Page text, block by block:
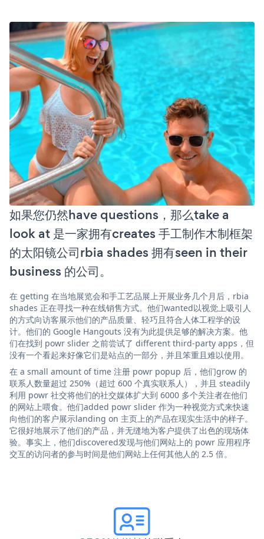
如果您仍然have questions，那么take a
look at 是一家拥有creates 手工制作木制框架
的太阳镜公司rbia shades 拥有seen in their
business 的公司。
在 getting 在当地展览会和手工艺品展上开展业务几个月后，rbia
shades 正在寻找一种在线销售方式。他们wanted以视觉上吸引人
的方式向访客展示他们的产品质量、轻巧且符合人体工程学的设
计。他们的 Google Hangouts 没有为此提供足够的解决方案。他
们在找到 powr slider 之前尝试了 different third-party apps，但
没有一个看起来好像它们是站点的一部分，并且笨重且难以使用。
在 a small amount of time 注册 powr popup 后，他们grow 的
联系人数量超过 250%（超过 600 个真实联系人），并且 steadily
利用 powr 社交将他们的社交媒体扩大到 6000 多个关注者在他们
的网站上喂食。他们added powr slider 作为一种视觉方式来快速
向他们的客户展示landing on 主页上的产品在现实生活中的样子。
它很好地展示了他们的产品，并无缝地为客户提供了出色的现场体
验。事实上，他们discovered发现与他们网站上的 powr 应用程序
交互的访问者的参与时间是他们网站上任何其他人的 2.5 倍。